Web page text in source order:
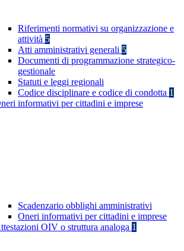
Riferimenti normativi su organizzazione e
attività 5
Atti amministrativi generali 5
Documenti di programmazione strategico-
gestionale
Statuti e leggi regionali
Codice disciplinare e codice di condotta 1
informativi per cittadini e imprese
Scadenzario obblighi amministrativi
Oneri informativi per cittadini e imprese
OIV o struttura analoga 1